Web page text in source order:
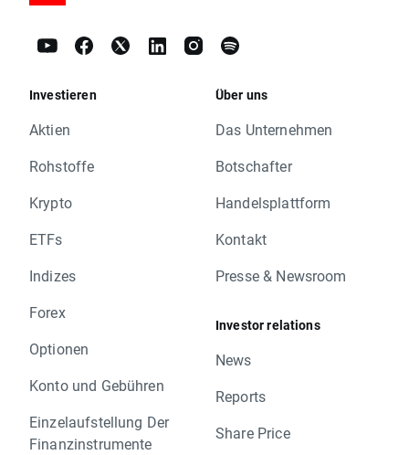
Investieren
Aktien
Rohstoffe
Krypto
ETFs
Indizes
Forex
Optionen
Konto und Gebühren
Einzelaufstellung Der
Finanzinstrumente
Über uns
Das Unternehmen
Botschafter
Handelsplattform
Kontakt
Presse & Newsroom
Investor relations
News
Reports
Share Price